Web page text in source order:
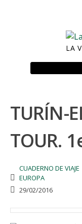
LA
TURÍN-
TOUR.
CUADERNO DE VIAJE
EUROPA
29/02/2016